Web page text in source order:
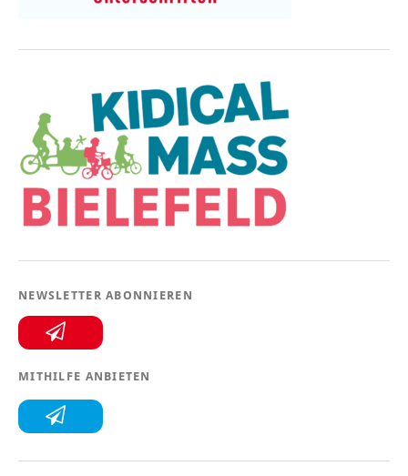
NEWSLETTER ABONNIEREN
MITHILFE ANBIETEN